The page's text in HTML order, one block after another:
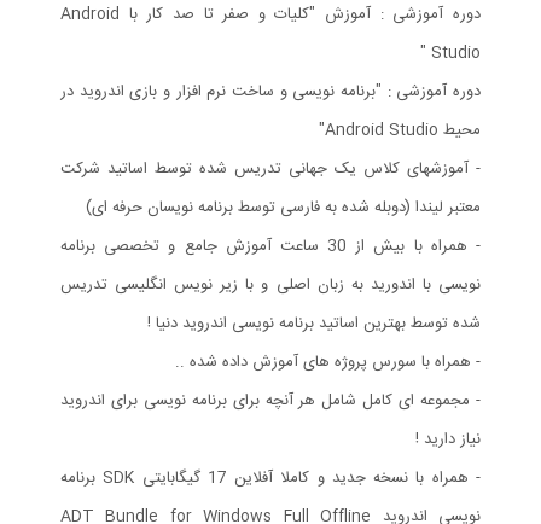
دوره آموزشی : آموزش "کلیات و صفر تا صد کار با Android
Studio "
دوره آموزشی : "برنامه نویسی و ساخت نرم افزار و بازی اندروید در
محیط Android Studio"
- آموزشهای کلاس یک جهانی تدریس شده توسط اساتید شرکت
معتبر لیندا (دوبله شده به فارسی توسط برنامه نویسان حرفه ای)
- همراه با بیش از 30 ساعت آموزش جامع و تخصصی برنامه
نویسی با اندورید به زبان اصلی و با زیر نویس انگلیسی تدریس
شده توسط بهترین اساتید برنامه نویسی اندروید دنیا !
- همراه با سورس پروژه های آموزش داده شده ..
- مجموعه ای کامل شامل هر آنچه برای برنامه نویسی برای اندروید
نیاز دارید !
- همراه با نسخه جدید و کاملا آفلاین 17 گیگابایتی SDK برنامه
نویسی اندروید ADT Bundle for Windows Full Offline